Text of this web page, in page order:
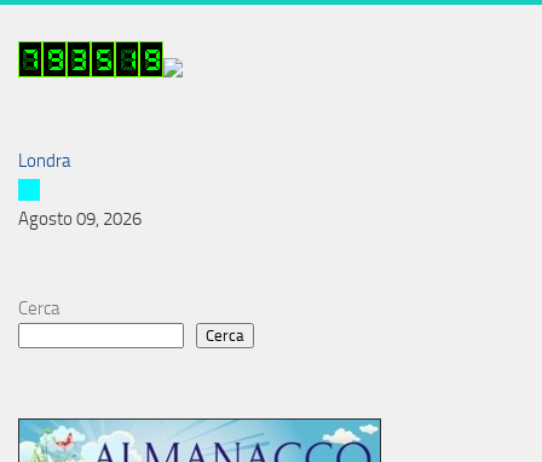
Londra
Agosto 09, 2026
Cerca
Cerca